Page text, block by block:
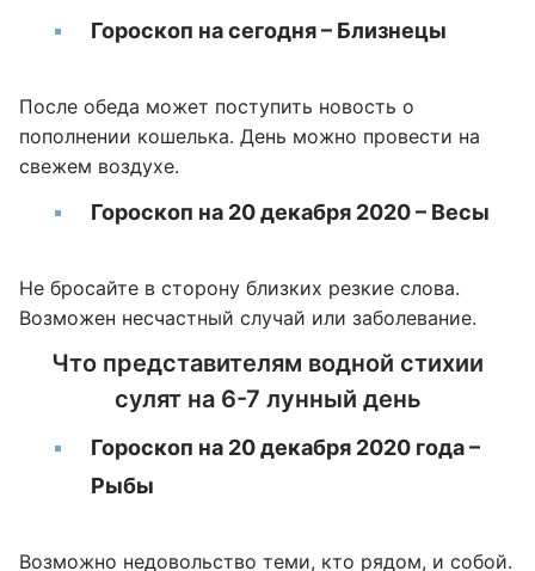
Гороскоп на сегодня – Близнецы
После обеда может поступить новость о
пополнении кошелька. День можно провести на
свежем воздухе.
Гороскоп на 20 декабря 2020 – Весы
Не бросайте в сторону близких резкие слова.
Возможен несчастный случай или заболевание.
Что представителям водной стихии
сулят на 6-7 лунный день
Гороскоп на 20 декабря 2020 года –
Рыбы
Возможно недовольство теми, кто рядом, и собой.